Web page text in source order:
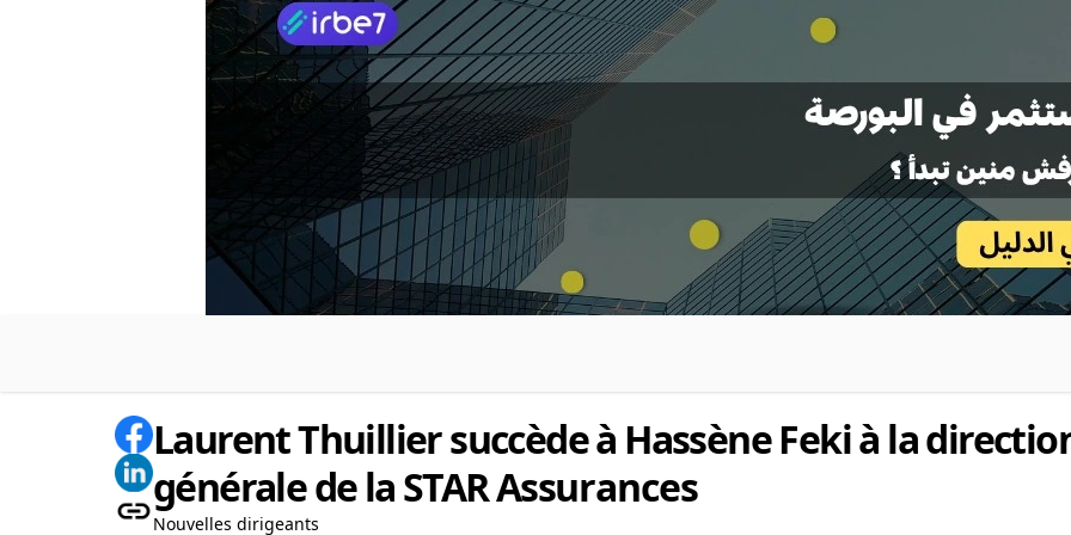
Laurent Thuillier succède à Hassène Feki à la
générale de la STAR Assurances
Nouvelles dirigeants